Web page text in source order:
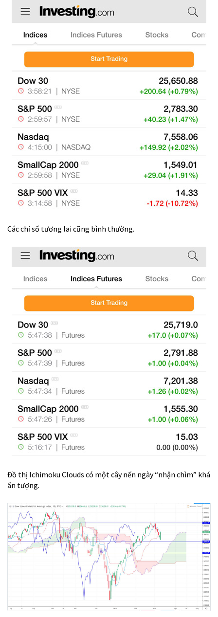
Các chỉ số tương lai cũng bình thường.
Đồ thị Ichimoku Clouds có một cây nến ngày “nhận chìm” khá
ấn tượng.